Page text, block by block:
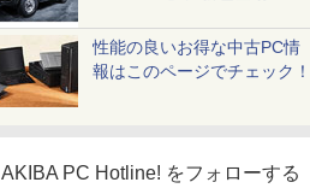
性能の良いお得な中古PC情
報はこのページでチェック！
AKIBA PC Hotline! をフォローする